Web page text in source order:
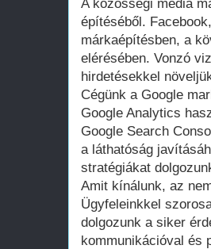
A közösségi média
építéséből.
márkaépítésben, a
elérésében. Vonzó
hirdetésekkel
Cégünk a Google
Google Analytics
Google Search
a láthatóság
stratégiákat
Amit kínálunk, az
Ügyfeleinkkel
dolgozunk a siker
kommunikációval és